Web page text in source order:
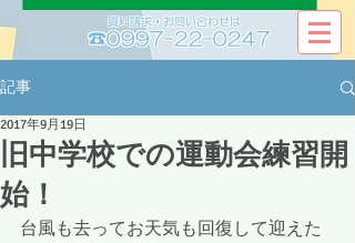
資料請求・お問い合わせは​​
☎0997-22-0247
記事
旧中学校での運動会練習開
始！
2017年9月19日
台風も去ってお天気も回復して迎えた